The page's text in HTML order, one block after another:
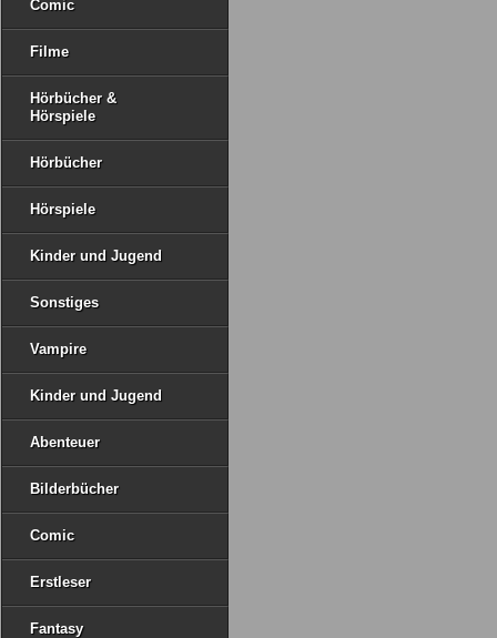
Comic
Filme
Hörbücher &
Hörspiele
Hörbücher
Hörspiele
Kinder und Jugend
Sonstiges
Vampire
Kinder und Jugend
Abenteuer
Bilderbücher
Comic
Erstleser
Fantasy